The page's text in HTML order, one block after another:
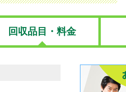
回収品目・料金